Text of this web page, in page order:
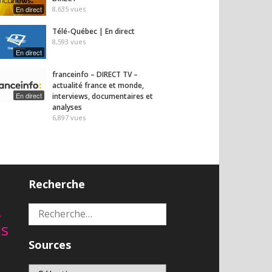
En direct 8,635 vues
En direct
Télé-Québec | En direct
8,593 vues
En direct
franceinfo – DIRECT TV –
actualité france et monde,
interviews, documentaires et
analyses
6,897 vues
Recherche
Rechercher :
Sources